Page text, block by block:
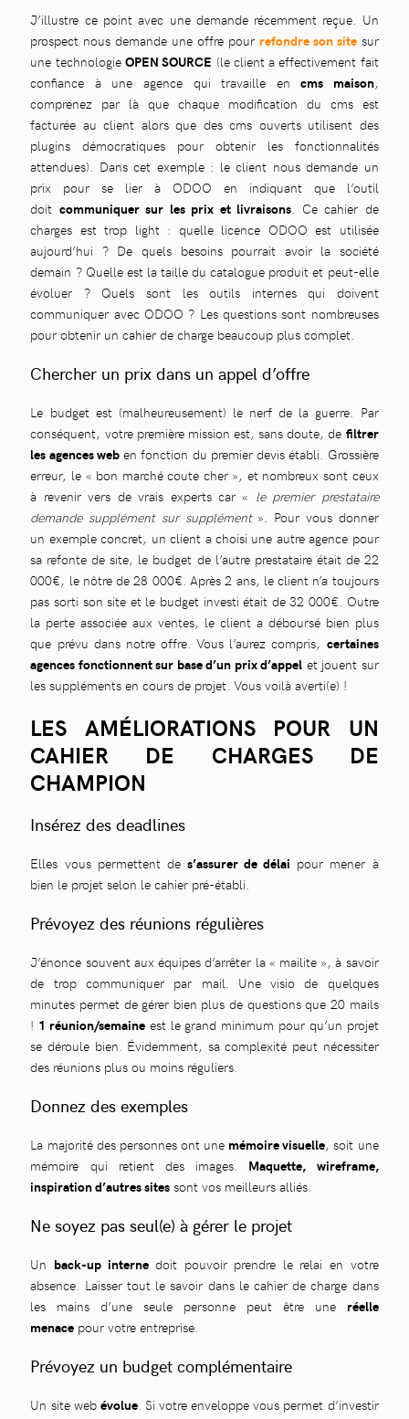
J’illustre ce point avec une demande récemment reçue. Un
prospect nous demande une offre pour refondre son sitesur
une technologie OPEN SOURCE (le client a effectivement fait
confiance à une agence qui travaille encms maison,
comprenez par là que chaque modification du cms est
facturée au client alors que des cms ouverts utilisent des
plugins démocratiques pour obtenir les fonctionnalités
attendues). Dans cet exemple : le client nous demande un
prix pour se lier à ODOO en indiquant que l’outil
doit communiquer sur les prix et livraisons. Ce cahier de
charges est trop light : quelle licence ODOO est utilisée
aujourd’hui ? De quels besoins pourrait avoir la société
demain ? Quelle est la taille du catalogue produit et peut-elle
évoluer ? Quels sont les outils internes qui doivent
communiquer avec ODOO ? Les questions sont nombreuses
pour obtenir un cahier de charge beaucoup plus complet.
Chercher un prix dans un appel d’offre
Le budget est (malheureusement) le nerf de la guerre. Par
conséquent, votre première mission est, sans doute, de filtrer
les agences weben fonction du premier devis établi. Grossière
erreur, le « bon marché coute cher », et nombreux sont ceux
à revenir vers de vrais experts car « le premier prestataire
demande supplément sur supplément». Pour vous donner
un exemple concret, un client a choisi une autre agence pour
sa refonte de site, le budget de l’autre prestataire était de 22
000€, le nôtre de 28 000€. Après 2 ans, le client n’a toujours
pas sorti son site et le budget investi était de 32 000€. Outre
la perte associée aux ventes, le client a déboursé bien plus
que prévu dans notre offre. Vous l’aurez compris, certaines
agences fonctionnent sur base d’un prix d’appel et jouent sur
les suppléments en cours de projet. Vous voilà averti(e) !
LES AMÉLIORATIONS POUR UN
CAHIER DE CHARGES DE
CHAMPION
Insérez des deadlines
Elles vous permettent de s’assurer de délai pour mener à
bien le projet selon le cahier pré-établi.
Prévoyez des réunions régulières
J’énonce souvent aux équipes d’arrêter la « mailite », à savoir
de trop communiquer par mail. Une visio de quelques
minutes permet de gérer bien plus de questions que 20 mails
! 1 réunion/semaine est le grand minimum pour qu’un projet
se déroule bien. Évidemment, sa complexité peut nécessiter
des réunions plus ou moins réguliers.
Donnez des exemples
La majorité des personnes ont une mémoire visuelle, soit une
mémoire qui retient des images. Maquette, wireframe,
inspiration d’autres sites sont vos meilleurs alliés.
Ne soyez pas seul(e) à gérer le projet
Un back-up internedoit pouvoir prendre le relai en votre
absence. Laisser tout le savoir dans le cahier de charge dans
les mains d’une seule personne peut être une réelle
menace pour votre entreprise.
Prévoyez un budget complémentaire
Un site web évolue. Si votre enveloppe vous permet d’investir